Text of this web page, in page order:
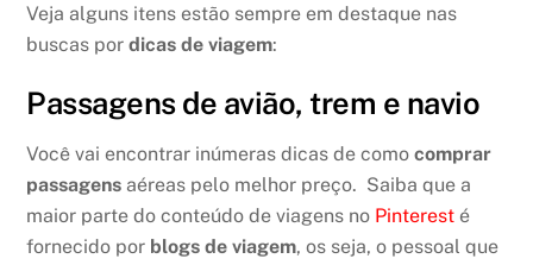
Veja alguns itens estão sempre em destaque nas
buscas pordicas de viagem:
Passagens de avião, trem e navio
Você vai encontrar inúmeras dicas de comocomprar
passagens aéreas pelo melhor preço. Saiba que a
maior parte do conteúdo de viagens no Pinterest é
fornecido por blogs de viagem, os seja, o pessoal que